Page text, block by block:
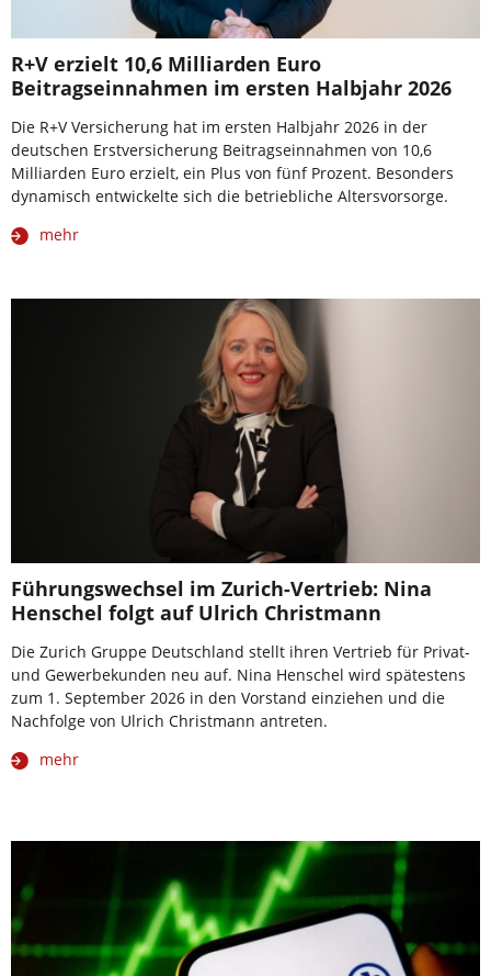
R+V erzielt 10,6 Milliarden Euro
Beitragseinnahmen im ersten Halbjahr 2026
Die R+V Versicherung hat im ersten Halbjahr 2026 in der
deutschen Erstversicherung Beitragseinnahmen von 10,6
Milliarden Euro erzielt, ein Plus von fünf Prozent. Besonders
dynamisch entwickelte sich die betriebliche Altersvorsorge.
mehr
Führungswechsel im Zurich-Vertrieb: Nina
Henschel folgt auf Ulrich Christmann
Die Zurich Gruppe Deutschland stellt ihren Vertrieb für Privat-
und Gewerbekunden neu auf. Nina Henschel wird spätestens
zum 1. September 2026 in den Vorstand einziehen und die
Nachfolge von Ulrich Christmann antreten.
mehr